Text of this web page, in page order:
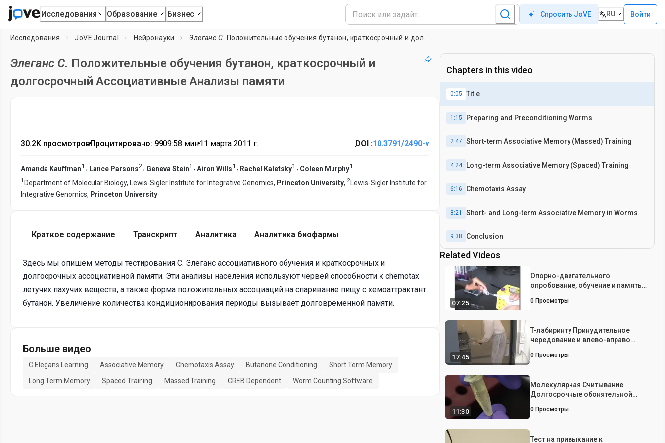
Исследования Образование Бизнес Спросить JoVE RU Войти
Исследования JoVE Journal Нейронауки Элеганс C. Положительные обучения бутанон, краткосрочный и долгосрочный Ассоциативные Анализы памяти
Элеганс C. Положительные обучения бутанон, краткосрочный и
долгосрочный Ассоциативные Анализы памяти
30.2K просмотров•Процитировано: 99•09:58 мин•11 марта 2011 г. DOI :10.3791/2490-v
Amanda Kauffman1 , Lance Parsons2 , Geneva Stein1 , Airon Wills1 , Rachel Kaletsky1 , Coleen Murphy1
1 Department of Molecular Biology, Lewis-Sigler Institute for Integrative Genomics, Princeton University, 2Lewis-Sigler Institute for
Integrative Genomics, Princeton University
Краткое содержание Транскрипт Аналитика Аналитика биофармы
Здесь мы опишем методы тестирования C. Элеганс ассоциативного обучения и краткосрочных и
долгосрочных ассоциативной памяти. Эти анализы населения используют червей способности к chemotax
летучих пахучих веществ, а также форма положительных ассоциаций на спаривание пищу с хемоаттрактант
бутанон. Увеличение количества кондиционирования периоды вызывает долговременной памяти.
Больше видео
C Elegans Learning Associative Memory Chemotaxis Assay Butanone Conditioning
Short Term Memory
Long Term Memory
Spaced Training Massed Training CREB Dependent Worm Counting Software
Chapters in this video
0:05 Title
1:15 Preparing and Preconditioning Worms
2:47 Short-term Associative Memory (Massed) Training
4:24 Long-term Associative Memory (Spaced) Training
6:16 Chemotaxis Assay
8:21 Short- and Long-term Associative Memory in Worms
9:38 Conclusion
Related Videos
07:25
Опорно-двигательного
опробование, обучение и память
нейродегенерации
0 Просмотры
17:45
T-лабиринту Принудительное
чередование и влево-вправо
оценки рабочей и обращение к
0 Просмотры
11:30
Молекулярная Считывание
Долгосрочные обонятельной
0 Просмотры
Тест на привыкание к